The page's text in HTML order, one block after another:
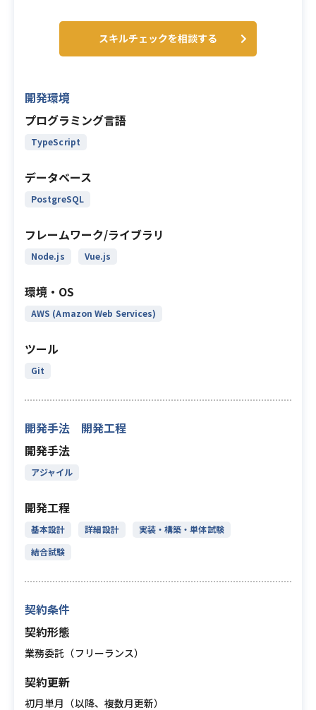
スキルチェックを相談する
開発環境
プログラミング言語
TypeScript
データベース
PostgreSQL
フレームワーク/ライブラリ
Node.js Vue.js
環境・OS
AWS (Amazon Web Services)
ツール
Git
開発手法 開発工程
開発手法
アジャイル
開発工程
基本設計 詳細設計
実装・構築・単体試験
結合試験
契約条件
契約形態
業務委託（フリーランス）
契約更新
初月単月（以降、複数月更新）